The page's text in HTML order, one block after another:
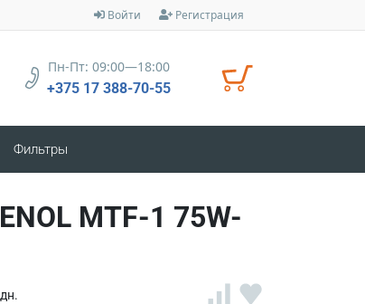
Войти Регистрация
Пн-Пт: 09:00—18:00
+375 17 388-70-55
Фильтры
MTF-1 75W-